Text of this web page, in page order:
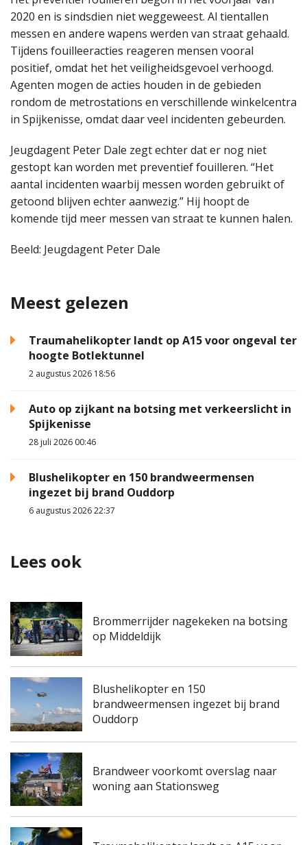
2020 en is sindsdien niet weggeweest. Al tientallen
messen en andere wapens werden van straat gehaald.
Tijdens fouilleeracties reageren mensen vooral
positief, omdat het het veiligheidsgevoel verhoogd.
Agenten mogen de acties houden in de gebieden
rondom de metrostations en verschillende winkelcentra
in Spijkenisse, omdat daar veel incidenten gebeurden.
Jeugdagent Peter Dale zegt echter dat er nog niet
gestopt kan worden met preventief fouilleren. “Het
aantal incidenten waarbij messen worden gebruikt of
getoond blijven echter aanwezig.” Hij hoopt de
komende tijd meer messen van straat te kunnen halen.
Beeld: Jeugdagent Peter Dale
Meest gelezen
Traumahelikopter landt op A15 voor ongeval ter
hoogte Botlektunnel
2 augustus 2026 18:56
Auto op zijkant na botsing met verkeerslicht in
Spijkenisse
28 juli 2026 00:46
Blushelikopter en 150 brandweermensen
ingezet bij brand Ouddorp
6 augustus 2026 22:37
Lees ook
Brommerrijder nagekeken na botsing
op Middeldijk
Blushelikopter en 150
brandweermensen ingezet bij brand
Ouddorp
Brandweer voorkomt overslag naar
woning aan Stationsweg